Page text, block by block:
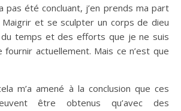
pas été concluant, j’en prends ma part
et se sculpter un corps de dieu
du temps et des efforts que je ne suis
actuellement. Mais ce n’est que
m’a amené à la conclusion que ces
être obtenus qu’avec des